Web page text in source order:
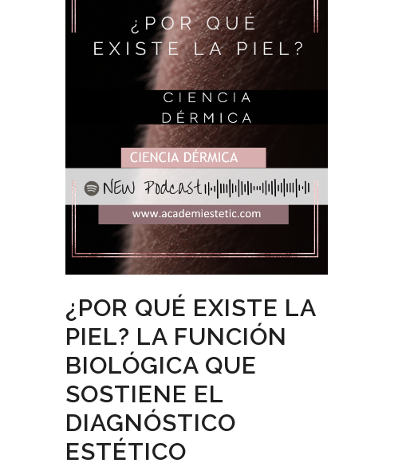
¿POR QUÉ EXISTE LA
PIEL? LA FUNCIÓN
BIOLÓGICA QUE
SOSTIENE EL
DIAGNÓSTICO
ESTÉTICO